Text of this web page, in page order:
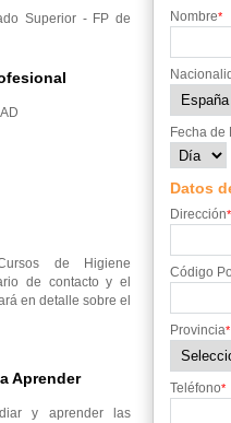
Nombre*
Fecha de
Datos
Dirección*
Código
Provincia*
Teléfono*
Superior - FP de
de Higiene
de contacto y el
en detalle sobre el
Aprender
y aprender las